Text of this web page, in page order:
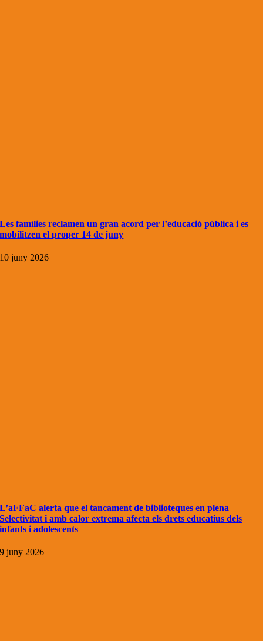
Les famílies reclamen un gran acord per l’educació pública i es
mobilitzen el proper 14 de juny
10 juny 2026
L’aFFaC alerta que el tancament de biblioteques en plena
Selectivitat i amb calor extrema afecta els drets educatius dels
infants i adolescents
9 juny 2026